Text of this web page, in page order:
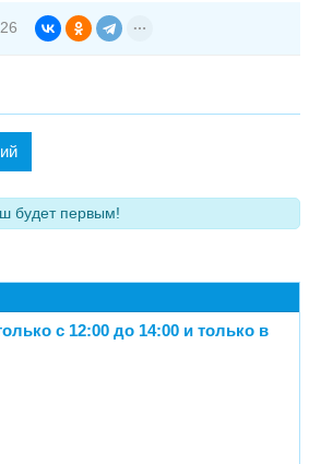
будет первым!
с 12:00 до 14:00 и только в